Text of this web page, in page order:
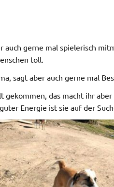
auch gerne mal spielerisch
toll.
sagt aber auch gerne mal
das macht ihr
Energie ist sie auf der